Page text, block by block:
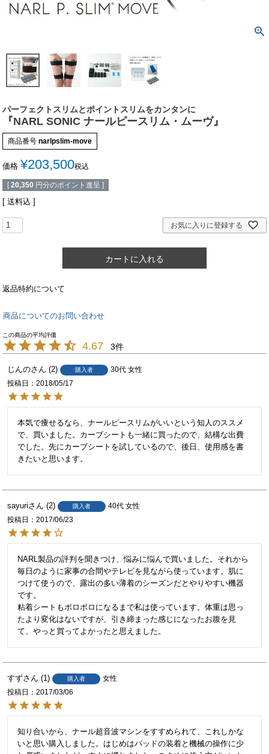
パーフェクトスリムとポイントスリムをカンタンに
『NARL SONIC ナールピースリム・ムーヴ』
商品番号 narlpslim-move
価格 ¥203,500税込
[ 20,350 円分のポイント進呈 ]
送料込
お気に入りに登録する
カートに入れる
返品特約について
商品についてのお問い合わせ
4.67 3
じんの 2 購入者 30代 女性
投稿日
2018/05/17
本気で痩せるなら、ナールピースリムがいいという知人のススメ
で、買いました。カーブシートも一緒に買ったので、結構な出費
でした。先にカーブシートを試しているので、後日、使用感を書
きたいと思います。
sayuri 2 購入者 40代 女性
投稿日
2017/06/23
NARL製品の評判を聞きつけ、悩みに悩んで買いました。それから
毎日のように家事の合間やテレビを見ながら使っています。肌に
つけて使うので、露出の多い薄着のシーズンだとやりやすい機器
です。
粘着シートもボロボロになるまで私は使っています。体重は思っ
たより変化はないですが、引き締まった感じになったお腹を見
て、やっと買ってよかったと思えました。
すず 1 購入者
女性
投稿日
2017/03/06
知り合いから、ナール超音波マシンをすすめられて、これしかな
いと思い購入しました。はじめはパッドの装着と機械の操作に少